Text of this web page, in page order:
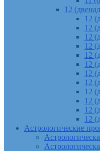
12
12
12
12
12
12
12
12
12
12
12
12
12
Астрологические